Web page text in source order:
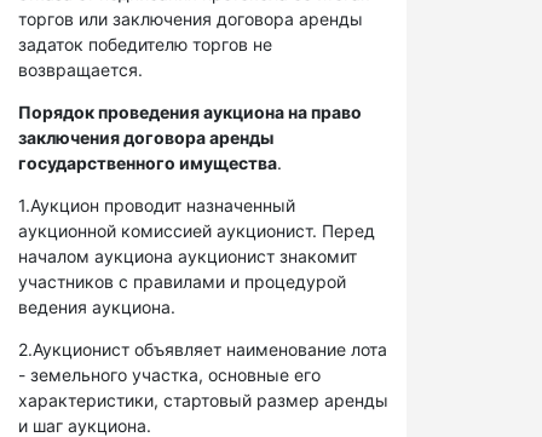
торгов или заключения договора аренды
задаток победителю торгов не
возвращается.
Порядок проведения аукциона на право
заключения договора аренды
государственного имущества.
1.Аукцион проводит назначенный
аукционной комиссией аукционист. Перед
началом аукциона аукционист знакомит
участников с правилами и процедурой
ведения аукциона.
2.Аукционист объявляет наименование лота
- земельного участка, основные его
характеристики, стартовый размер аренды
и шаг аукциона.